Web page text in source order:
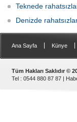
Teknede
Denizde
Ana Sayfa Künye
Tüm Hakları Saklıdır ©
Tel : 0544 880 87 87 |